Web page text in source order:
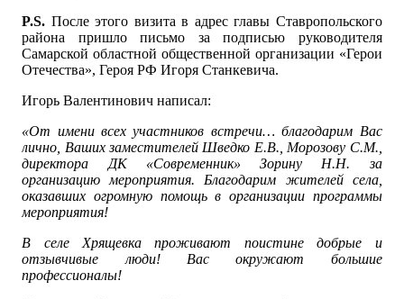
P.S. После этого визита в адрес главы Ставропольского
района пришло письмо за подписью руководителя
Самарской областной общественной организации «Герои
Отечества», Героя РФ Игоря Станкевича.
Игорь Валентинович написал:
«От имени всех участников встречи… благодарим Вас
лично, Ваших заместителей Шведко Е.В., Морозову С.М.,
директора ДК «Современник» Зорину Н.Н. за
организацию мероприятия. Благодарим жителей села,
оказавших огромную помощь в организации программы
мероприятия!
В селе Хрящевка проживают поистине добрые и
отзывчивые люди! Вас окружают большие
профессионалы!